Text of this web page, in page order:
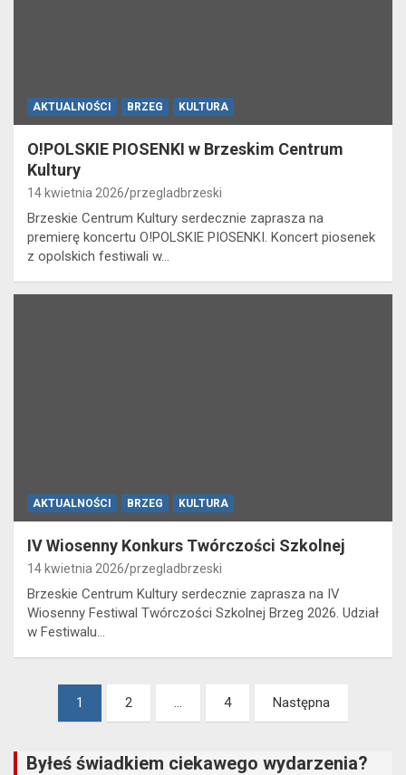
AKTUALNOŚCI BRZEG KULTURA
O!POLSKIE PIOSENKI w Brzeskim Centrum
Kultury
14 kwietnia 2026 przegladbrzeski
Brzeskie Centrum Kultury serdecznie zaprasza na
premierę koncertu O!POLSKIE PIOSENKI. Koncert piosenek
z opolskich festiwali w…
AKTUALNOŚCI BRZEG KULTURA
IV Wiosenny Konkurs Twórczości Szkolnej
14 kwietnia 2026 przegladbrzeski
Brzeskie Centrum Kultury serdecznie zaprasza na IV
Wiosenny Festiwal Twórczości Szkolnej Brzeg 2026. Udział
w Festiwalu…
Stronicowanie
wpisów
1 2 4 Następna
Byłeś świadkiem ciekawego wydarzenia?